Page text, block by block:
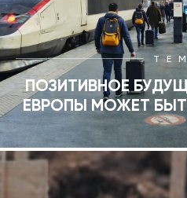
ПОЗИТИВНОЕ
ЕВРОПЫ МОЖЕТ